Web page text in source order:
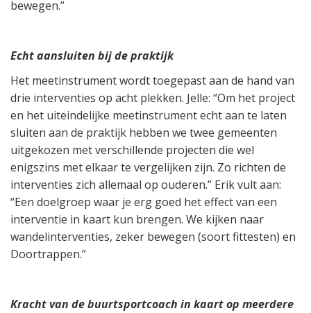
bewegen.”
Echt aansluiten bij de praktijk
Het meetinstrument wordt toegepast aan de hand van
drie interventies op acht plekken. Jelle: “Om het project
en het uiteindelijke meetinstrument echt aan te laten
sluiten aan de praktijk hebben we twee gemeenten
uitgekozen met verschillende projecten die wel
enigszins met elkaar te vergelijken zijn. Zo richten de
interventies zich allemaal op ouderen.” Erik vult aan:
“Een doelgroep waar je erg goed het effect van een
interventie in kaart kun brengen. We kijken naar
wandelinterventies, zeker bewegen (soort fittesten) en
Doortrappen.”
Kracht van de buurtsportcoach in kaart op meerdere